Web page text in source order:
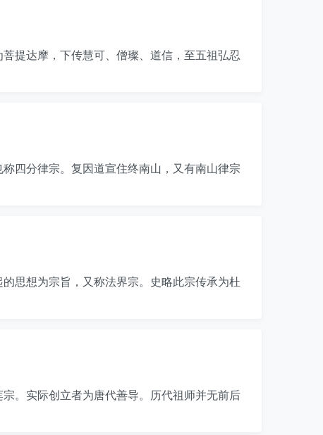
提达摩，下传慧可、僧璨、道信，至五祖弘忍
四分律宗。复因道宣住终南山，又有南山律宗
思想为宗旨，又称法界宗。史略此宗传承为杜
。实际创立者为唐代善导。历代祖师并无前后